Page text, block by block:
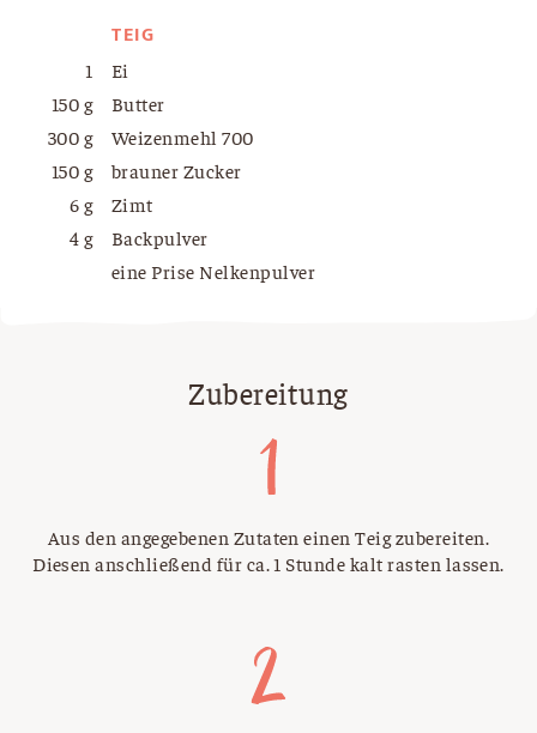
TEIG
1
Ei
150 g
Butter
300 g
Weizenmehl 700
150 g
brauner Zucker
6 g
Zimt
4 g
Backpulver
eine Prise Nelkenpulver
Zubereitung
Aus den angegebenen Zutaten einen Teig zubereiten.
Diesen anschließend für ca. 1 Stunde kalt rasten lassen.